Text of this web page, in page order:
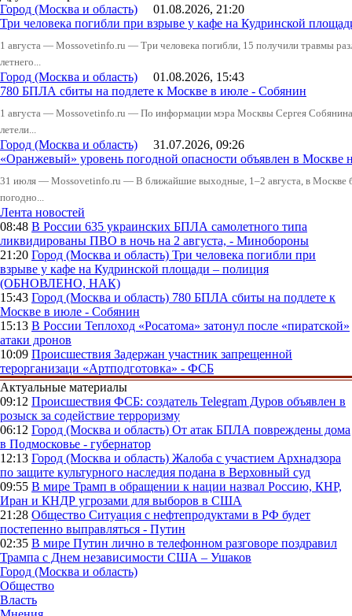
Город (Москва и область) 01.08.2026, 21:20
Три человека погибли при взрыве у кафе на Кудринской
1 августа — Mossovetinfo.ru — Три человека погибли, 15 получили травмы
летнего...
Город (Москва и область) 01.08.2026, 15:43
780 БПЛА сбиты на подлете к Москве в июле - Собянин
1 августа — Mossovetinfo.ru — По информации мэра Москвы Сергея
летели...
Город (Москва и область) 31.07.2026, 09:26
«Оранжевый» уровень погодной опасности объявлен в Москве
31 июля — Mossovetinfo.ru — В ближайшие выходные, 1–2 августа, в Москве
погодно...
Лента новостей
08:48 В России 635 украинских БПЛА самолетного типа
ликвидированы ПВО в ночь на 2 августа, - Минобороны
21:20 Город (Москва и область) Три человека погибли при
взрыве у кафе на Кудринской площади – полиция
(ОБНОВЛЕНО, НАК)
15:43 Город (Москва и область) 780 БПЛА сбиты на подлете к
Москве в июле - Собянин
15:13 В России Теплоход «Росатома» затонул после «пиратской»
атаки дронов
10:09 Происшествия Задержан участник запрещенной
терорганизаци «Артподготовка» - ФСБ
Актуальные материалы
09:12 Происшествия ФСБ: создатель Telegram Дуров объявлен в
розыск за содействие терроризму
06:12 Город (Москва и область) От атак БПЛА повреждены дома
в Подмосковье - губернатор
12:13 Город (Москва и область) Жалоба с участием Архнадзора
по защите культурного наследия подана в Верховный суд
09:55 В мире Трамп в обращении к нации назвал Россию, КНР,
Иран и КНДР угрозами для выборов в США
21:28 Общество Ситуация с нефтепродуктами в РФ будет
постепенно выправляться - Путин
02:35 В мире Путин лично в телефонном разговоре поздравил
Трампа с Днем независимости США – Ушаков
Город (Москва и область)
Общество
Власть